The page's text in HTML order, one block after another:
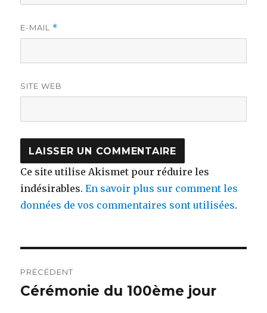
E-MAIL *
SITE WEB
Ce site utilise Akismet pour réduire les
indésirables.En savoir plus sur comment les
données de vos commentaires sont utilisées.
de
PRÉCÉDENT
Article
Cérémonie du 100ème jour